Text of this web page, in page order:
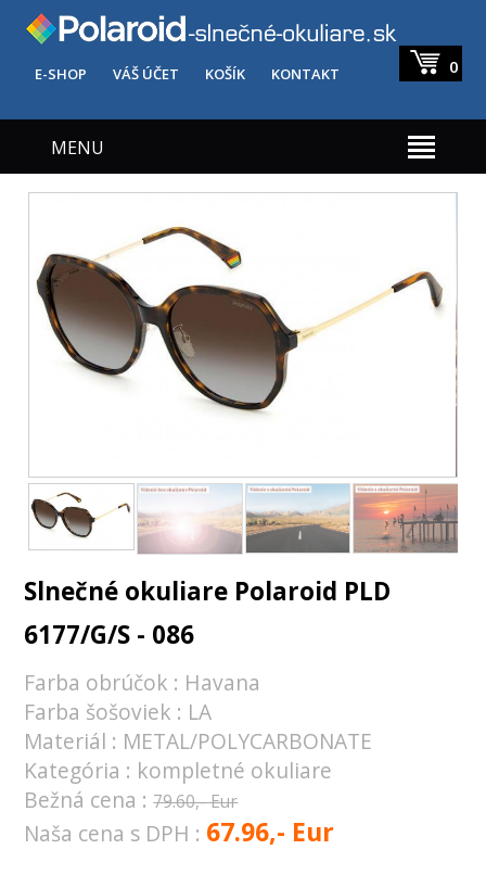
E-SHOP VÁŠ ÚČET KOŠÍK KONTAKT 0
MENU
Slnečné okuliare Polaroid PLD
6177/G/S - 086
Farba obrúčok : Havana
Farba šošoviek : LA
Materiál : METAL/POLYCARBONATE
Kategória : kompletné okuliare
Bežná cena :79.60,- Eur
Naša cena s DPH : 67.96,- Eur